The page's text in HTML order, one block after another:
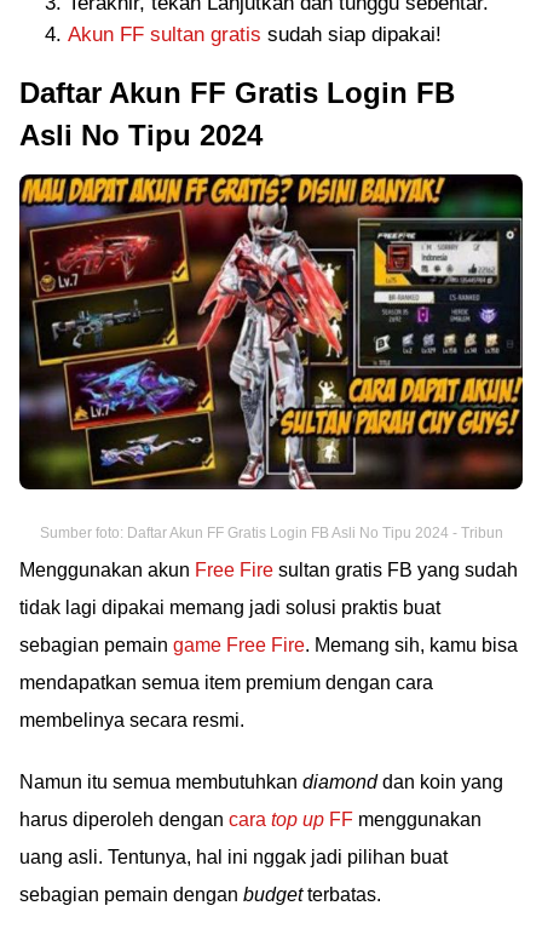
Akun FF sultan gratis sudah siap dipakai!
Daftar Akun FF Gratis Login FB
Asli No Tipu 2024
Sumber foto: Daftar Akun FF Gratis Login FB Asli No Tipu 2024 - Tribun
Menggunakan akun Free Fire sultan gratis FB yang sudah
tidak lagi dipakai memang jadi solusi praktis buat
sebagian pemain game Free Fire. Memang sih, kamu bisa
mendapatkan semua item premium dengan cara
membelinya secara resmi.
Namun itu semua membutuhkan diamonddan koin yang
harus diperoleh dengan cara top up FF menggunakan
uang asli. Tentunya, hal ini nggak jadi pilihan buat
sebagian pemain dengan budgetterbatas.